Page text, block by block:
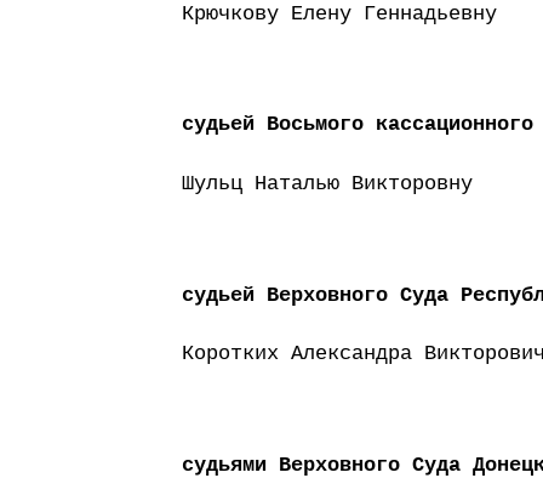
Крючкову Елену Геннадьевну
судьей Восьмого
Шульц Наталью Викторовну
судьей Верховного Суда
Коротких Александра
судьями Верховного Суда